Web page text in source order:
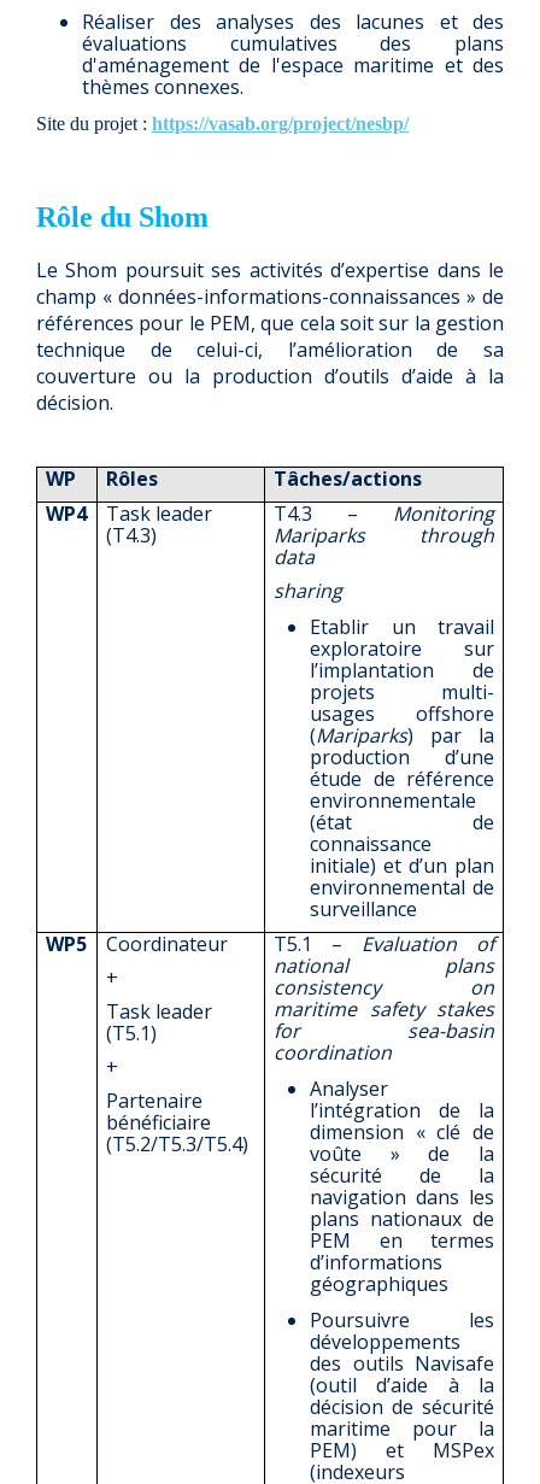
Réaliser des analyses des lacunes et des
évaluations cumulatives des plans
d'aménagement de l'espace maritime et des
thèmes connexes.
Site du projet : https://vasab.org/project/nesbp/
Rôle du Shom
Le Shom poursuit ses activités d’expertise dans le
champ « données-informations-connaissances » de
références pour le PEM, que cela soit sur la gestion
technique de celui-ci, l’amélioration de sa
couverture ou la production d’outils d’aide à la
décision.
WP Rôles
Tâches/actions
WP4
Task leader
(T4.3)
T4.3 – Monitoring
Mariparks through
data
sharing
Etablir un travail
exploratoire sur
l’implantation de
projets multi-
usages offshore
(Mariparks) par la
production d’une
étude de référence
environnementale
(état de
connaissance
initiale) et d’un plan
environnemental de
surveillance
WP5
Coordinateur
+
Task leader
(T5.1)
+
Partenaire
bénéficiaire
(T5.2/T5.3/T5.4)
T5.1 – Evaluation of
national plans
consistency on
maritime safety stakes
for sea-basin
coordination
Analyser
l’intégration de la
dimension « clé de
voûte » de la
sécurité de la
navigation dans les
plans nationaux de
PEM en termes
d’informations
géographiques
Poursuivre les
développements
des outils Navisafe
(outil d’aide à la
décision de sécurité
maritime pour la
PEM) et MSPex
(indexeurs